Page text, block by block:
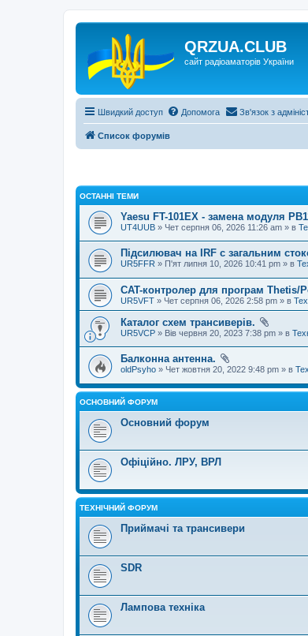
QRZUA.CLUB
сайт радіоаматорів України
Швидкий доступ Допомога Зв'язок з
Список форумів
ОСТАННІ ТЕМИ
Yaesu FT-101EX - замена модуля
UT4UUB » Чет серпня 06, 2026 11:26 am » в
Підсилювач на IRF с загальним
UR5FFR » П'ят липня 10, 2026 10:41 pm » в
CAT-контролер для програм Thetis/
UR5VFT » Чет серпня 06, 2026 2:58 pm » в
Каталог схем трансиверів.
UR5VCP » Вів червня 20, 2023 7:38 pm » в
Балконна антенна.
oldPsyho » Чет жовтня 20, 2022 9:48 pm » в
ОСНОВНИЙ ФОРУМ
Основний форум
Офіційно. ЛРУ, ВРЛ
ТЕХНІЧНИЙ ФОРУМ
Приймачі та трансивери
SDR
Лампова техніка